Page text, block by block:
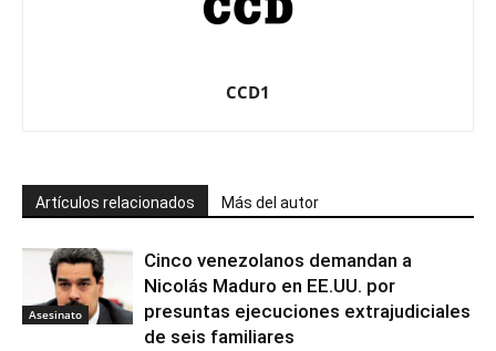
CCD1
Artículos relacionados Más del autor
Asesinato
Cinco venezolanos demandan a
Nicolás Maduro en EE.UU. por
presuntas ejecuciones extrajudiciales
de seis familiares